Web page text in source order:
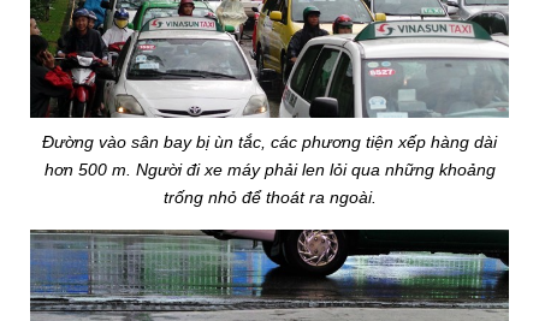
Đường vào sân bay bị ùn tắc, các phương tiện xếp hàng dài
hơn 500 m. Người đi xe máy phải len lỏi qua những khoảng
trống nhỏ để thoát ra ngoài.